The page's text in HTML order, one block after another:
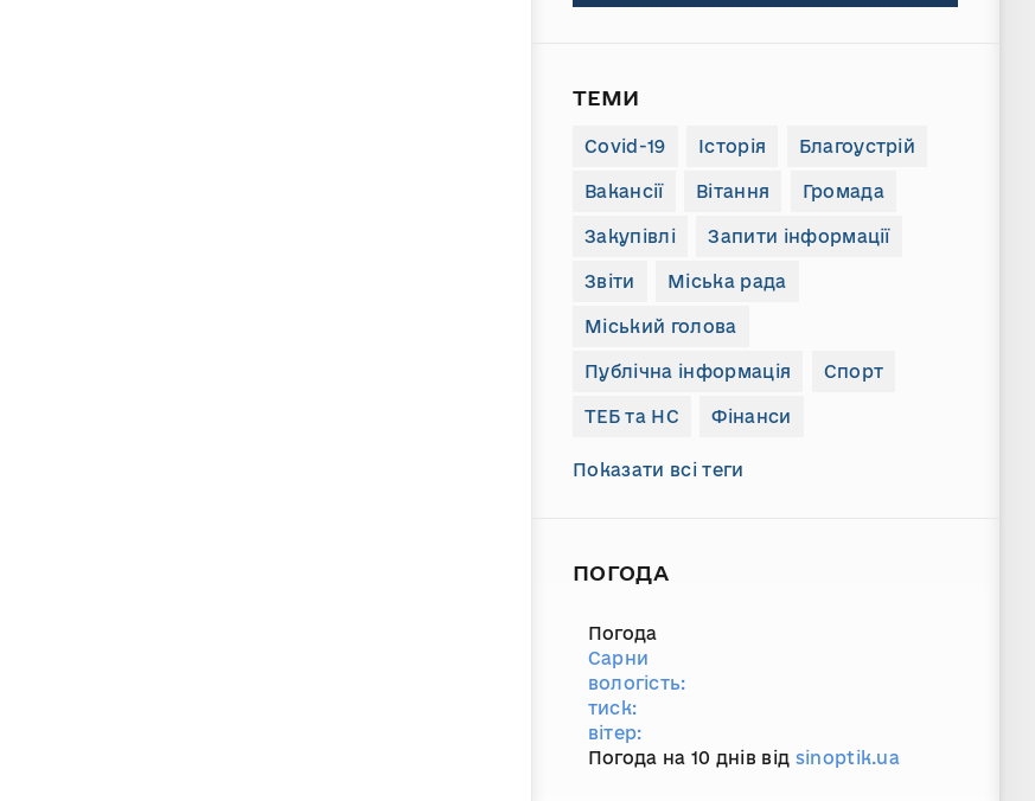
ТЕМИ
Covid-19 Історія Благоустрій
Вакансії Вітання Громада
Закупівлі Запити інформації
Звіти Міська рада
Міський голова
Публічна інформація Спорт
ТЕБ та НС Фінанси
Показати всі теги
ПОГОДА
Погода
Сарни
вологість:
тиск:
вітер:
Погода на 10 днів від sinoptik.ua